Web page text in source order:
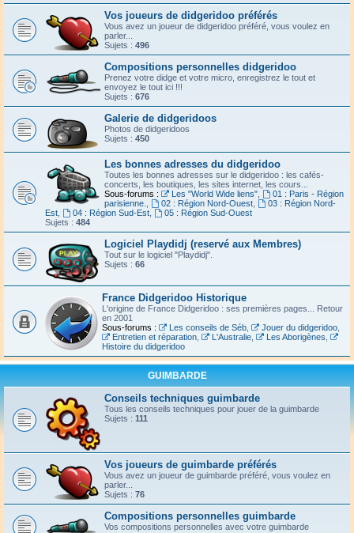
Vos joueurs de didgeridoo préférés
Vous avez un joueur de didgeridoo préféré, vous voulez en
parler...
Sujets : 496
Compositions personnelles didgeridoo
Prenez votre didge et votre micro, enregistrez le tout et
envoyez le tout ici !!!
Sujets : 676
Galerie de didgeridoos
Photos de didgeridoos
Sujets : 450
Les bonnes adresses du didgeridoo
Toutes les bonnes adresses sur le didgeridoo : les cafés-
concerts, les boutiques, les sites internet, les cours...
Sous-forums :
Les "World Wide liens",
01 : Paris - Région
parisienne.
02 : Région Nord-Ouest,
03 : Région Nord-
Est
04 : Région Sud-Est,
05 : Région Sud-Ouest
Sujets : 484
Logiciel Playdidj (reservé aux Membres)
Tout sur le logiciel "Playdidj".
Sujets : 66
France Didgeridoo Historique
L'origine de France Didgeridoo : ses premières pages... Retour
en 2001
Sous-forums :
Les conseils de Séb, Jouer du didgeridoo,
Entretien et réparation, L'Australie, Les Aborigènes
Histoire du didgeridoo
GUIMBARDE
Conseils techniques guimbarde
Tous les conseils techniques pour jouer de la guimbarde
Sujets : 111
Vos joueurs de guimbarde préférés
Vous avez un joueur de guimbarde préféré, vous voulez en
parler...
Sujets : 76
Compositions personnelles guimbarde
Vos compositions personnelles avec votre guimbarde